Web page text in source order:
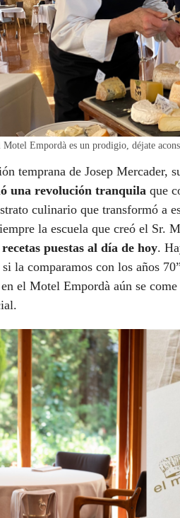
Motel Empordà es un prodigio, déjate
temprana de Josep Mercader,
una revolución tranquila que
culinario que transformó a
la escuela que creó el Sr.
puestas al día de hoy.
la comparamos con los años
en el Motel Empordà aún se